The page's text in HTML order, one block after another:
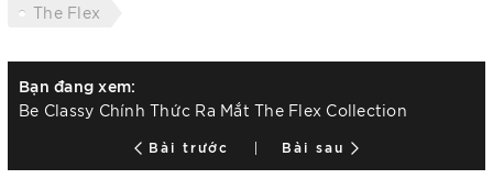
The Flex
Bạn đang xem:
Be Classy Chính Thức Ra Mắt The Flex Collection
Bài trước Bài sau